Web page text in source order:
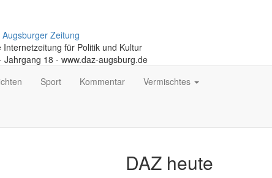
Augsburger Zeitung
Internetzeitung für Politik und Kultur
Jahrgang 18 - www.daz-augsburg.de
Sport Kommentar Vermischtes
DAZ heute